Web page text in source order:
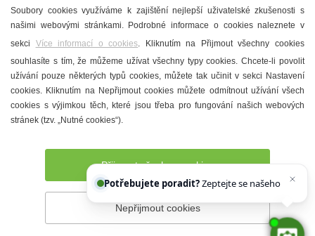
Mandloně
Ubytování
Restaurace
Městské muzeum a galerie
Denní meníčka
Prohlášení o přístupnosti Správce webu
Soubory cookies využíváme k zajištění nejlepší uživatelské zkušenosti s
našimi webovými stránkami. Podrobné informace o cookies naleznete v
sekci Více informací o cookies. Kliknutím na Přijmout všechny cookies
souhlasíte s tím, že můžeme užívat všechny typy cookies. Chcete-li povolit
užívání pouze některých typů cookies, můžete tak učinit v sekci Nastavení
cookies. Kliknutím na Nepřijmout cookies můžete odmítnout užívání všech
cookies s výjimkou těch, které jsou třeba pro fungování našich webových
stránek (tzv. „Nutné cookies“).
Přijmout všechny cookies
Nepřijmout cookies
Potřebujete poradit? Zeptejte se našeho asistenta